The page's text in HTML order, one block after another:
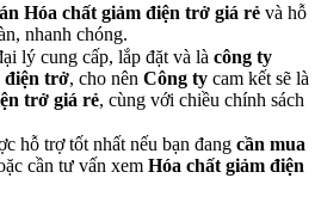
Hóa chất giảm điện trở giá rẻ và hỗ
nhanh chóng.
lý cung cấp, lắp đặt và là công ty
điện trở, cho nên Công ty cam kết sẽ là
trở giá rẻ, cùng với chiều chính sách
hỗ trợ tốt nhất nếu bạn đang cần mua
cần tư vấn xem Hóa chất giảm điện